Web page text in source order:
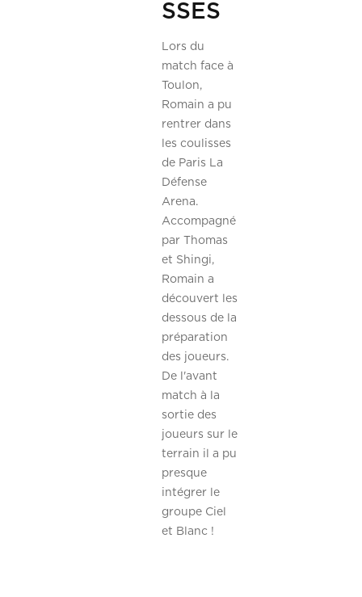
SSES
Lors du
match face à
Toulon,
Romain a pu
rentrer dans
les coulisses
de Paris La
Défense
Arena.
Accompagné
par Thomas
et Shingi,
Romain a
découvert les
dessous de la
préparation
des joueurs.
De l'avant
match à la
sortie des
joueurs sur le
terrain il a pu
presque
intégrer le
groupe Ciel
et Blanc !